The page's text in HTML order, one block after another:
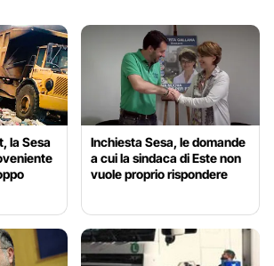
la Sesa
Inchiesta Sesa, le domande
a cui la sindaca di Este non
vuole proprio rispondere